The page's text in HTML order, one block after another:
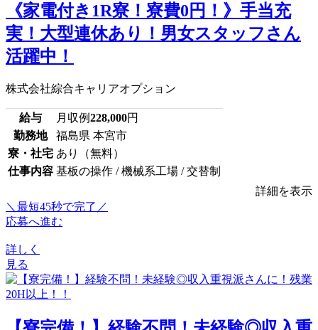
《家電付き1R寮！寮費0円！》手当充
実！大型連休あり！男女スタッフさん
活躍中！
株式会社綜合キャリアオプション
給与 月収例228,000円
勤務地
福島県 本宮市
寮・社宅 あり（無料）
仕事内容 基板の操作 / 機械系工場 / 交替制
詳細を表示
＼最短45秒で完了／
応募へ進む
詳しく
見る